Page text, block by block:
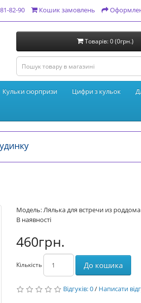
82-90 Кошик замовлень
Товарів: 0 (0грн.)
Кульки сюрпризи Цифри з кульок
Модель: Лялька для встречи из роддома
В наявності
460грн.
Кількість До кошика
Відгуків: 0/ Написати